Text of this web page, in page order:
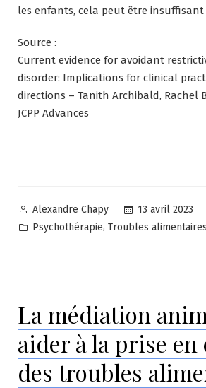
les enfants, cela peut être
Source :
Current evidence for avoidant
disorder: Implications for clinical
directions – Tanith Archibald, Rachel
JCPP Advances
Posted
by
Alexandre Chapy
13 avril 2023
Posted
Psychothérapie, Troubles alimentaires
La médiation
aider à la prise en
des troubles